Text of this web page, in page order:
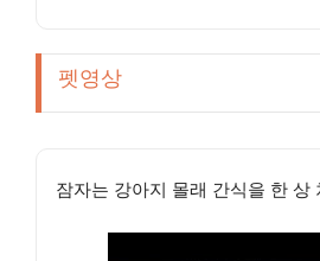
펫영상
잠자는 강아지 몰래 간식을 한 상